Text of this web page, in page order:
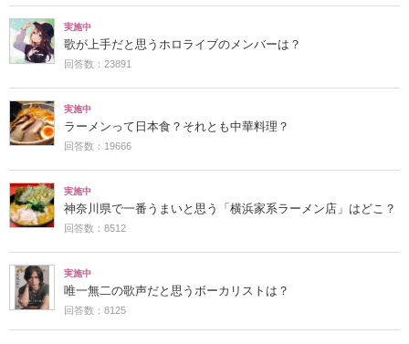
実施中
歌が上手だと思うホロライブのメンバーは？
回答数：23891
実施中
ラーメンって日本食？それとも中華料理？
回答数：19666
実施中
神奈川県で一番うまいと思う「横浜家系ラーメン店」はどこ？
回答数：8512
実施中
唯一無二の歌声だと思うボーカリストは？
回答数：8125